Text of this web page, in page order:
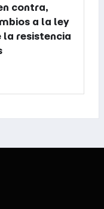
contra,
a la ley
la resistencia